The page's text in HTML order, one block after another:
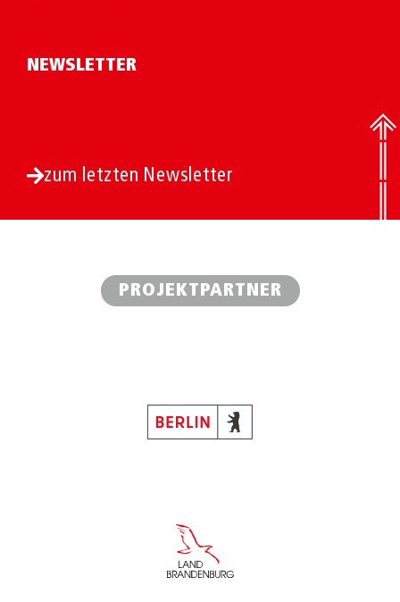
NEWSLETTER
zum letzten Newsletter
PROJEKTPARTNER